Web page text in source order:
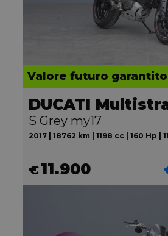
Valore futuro garantito
S Grey my17
2017 | 18762 km | 1198 cc | 160 Hp |
€11.900